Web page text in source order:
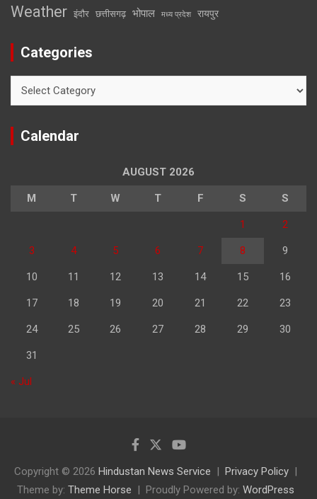
Weather इंदौर छत्तीसगढ़ भोपाल मध्य प्रदेश रायपुर
Categories
Calendar
AUGUST 2026
M T W T F S S
1 2
3 4 5 6 7 8 9
10 11 12 13 14 15 16
17 18 19 20 21 22 23
24 25 26 27 28 29 30
31
« Jul
Copyright © 2026 Hindustan News Service
Privacy Policy
Theme by: Theme Horse Proudly Powered by: WordPress